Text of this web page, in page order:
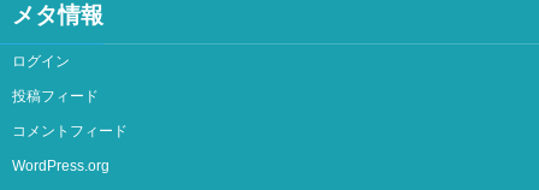
メタ情報
ログイン
投稿フィード
コメントフィード
WordPress.org